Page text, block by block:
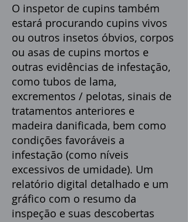
O inspetor de cupins também
estará procurando cupins vivos
ou outros insetos óbvios, corpos
ou asas de cupins mortos e
outras evidências de infestação,
como tubos de lama,
excrementos / pelotas, sinais de
tratamentos anteriores e
madeira danificada, bem como
condições favoráveis ​​a
infestação (como níveis
excessivos de umidade). Um
relatório digital detalhado e um
gráfico com o resumo da
inspeção e suas descobertas